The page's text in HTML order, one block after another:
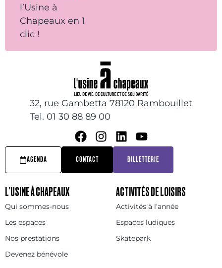
l’Usine à
Chapeaux en 1
clic !
32, rue Gambetta 78120 Rambouillet
Tel. 01 30 88 89 00
AGENDA CONTACT BILLETTERIE
L’USINE À CHAPEAUX
Qui sommes-nous
Les espaces
Nos prestations
Devenez bénévole
ACTIVITÉS DE LOISIRS
Activités à l’année
Espaces ludiques
Skatepark